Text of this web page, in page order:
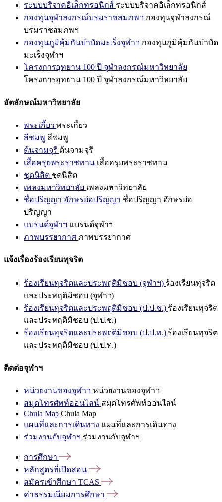
ระบบบริจาคอิเล็กทรอนิกส์ ระบบบริจาคอิเล็กทรอนิกส์
กองทุนจุฬาลงกรณ์บรมราชสมภพฯ กองทุนจุฬาลงกรณ์
บรมราชสมภพฯ
กองทุนภูมิคุ้มกันบำบัดมะเร็งจุฬาฯ กองทุนภูมิคุ้มกันบำบัด
มะเร็งจุฬาฯ
โครงการอุทยาน 100 ปี จุฬาลงกรณ์มหาวิทยาลัย
โครงการอุทยาน 100 ปี จุฬาลงกรณ์มหาวิทยาลัย
อัตลักษณ์มหาวิทยาลัย
พระเกี้ยว พระเกี้ยว
สีชมพู สีชมพู
ต้นจามจุรี ต้นจามจุรี
เสื้อครุยพระราชทาน เสื้อครุยพระราชทาน
ชุดนิสิต ชุดนิสิต
เพลงมหาวิทยาลัย เพลงมหาวิทยาลัย
ชื่อปริญญา อักษรย่อปริญญา ชื่อปริญญา อักษรย่อ
ปริญญา
แบรนด์จุฬาฯ แบรนด์จุฬาฯ
ภาพบรรยากาศ ภาพบรรยากาศ
แจ้งเรื่องร้องเรียนทุจริต
ร้องเรียนทุจริตและประพฤติมิชอบ (จุฬาฯ) ร้องเรียนทุจริต
และประพฤติมิชอบ (จุฬาฯ)
ร้องเรียนทุจริตและประพฤติมิชอบ (ป.ป.ช.) ร้องเรียนทุจริต
และประพฤติมิชอบ (ป.ป.ช.)
ร้องเรียนทุจริตและประพฤติมิชอบ (ป.ป.ท.) ร้องเรียนทุจริต
และประพฤติมิชอบ (ป.ป.ท.)
ติดต่อจุฬาฯ
หน่วยงานของจุฬาฯ หน่วยงานของจุฬาฯ
สมุดโทรศัพท์ออนไลน์ สมุดโทรศัพท์ออนไลน์
Chula Map Chula Map
แผนที่และการเดินทาง แผนที่และการเดินทาง
ร่วมงานกับจุฬาฯ ร่วมงานกับจุฬาฯ
การศึกษา
หลักสูตรที่เปิดสอน
สมัครเข้าศึกษา TCAS
ค่าธรรมเนียมการศึกษา